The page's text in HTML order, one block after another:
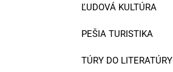
ĽUDOVÁ KULTÚRA
PEŠIA TURISTIKA
TÚRY DO LITERATÚRY